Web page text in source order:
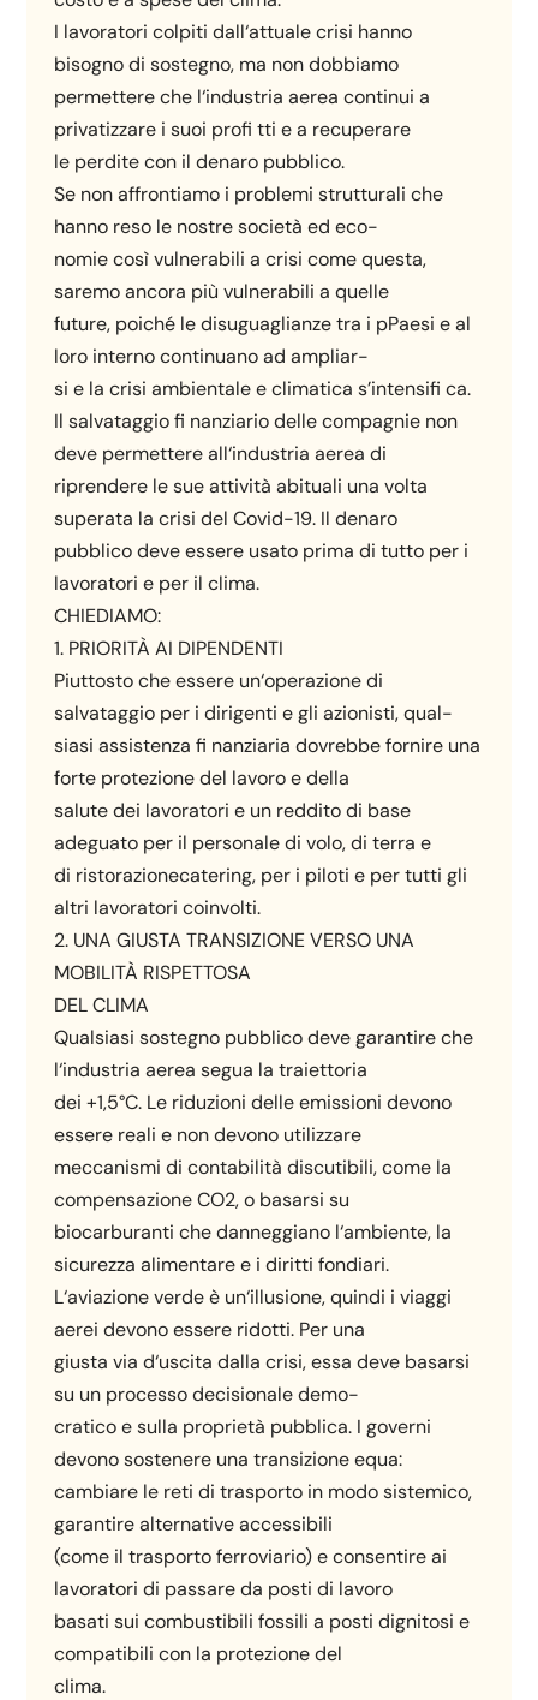
I lavoratori colpiti dall‘attuale crisi hanno
bisogno di sostegno, ma non dobbiamo
permettere che l‘industria aerea continui a
privatizzare i suoi profi tti e a recuperare
le perdite con il denaro pubblico.
Se non affrontiamo i problemi strutturali che
hanno reso le nostre società ed eco-
nomie così vulnerabili a crisi come questa,
saremo ancora più vulnerabili a quelle
future, poiché le disuguaglianze tra i pPaesi e al
loro interno continuano ad ampliar-
si e la crisi ambientale e climatica s’intensifi ca.
Il salvataggio fi nanziario delle compagnie non
deve permettere all‘industria aerea di
riprendere le sue attività abituali una volta
superata la crisi del Covid-19. Il denaro
pubblico deve essere usato prima di tutto per i
lavoratori e per il clima.
CHIEDIAMO:
1. PRIORITÀ AI DIPENDENTI
Piuttosto che essere un‘operazione di
salvataggio per i dirigenti e gli azionisti, qual-
siasi assistenza fi nanziaria dovrebbe fornire una
forte protezione del lavoro e della
salute dei lavoratori e un reddito di base
adeguato per il personale di volo, di terra e
di ristorazionecatering, per i piloti e per tutti gli
altri lavoratori coinvolti.
2. UNA GIUSTA TRANSIZIONE VERSO UNA
MOBILITÀ RISPETTOSA
DEL CLIMA
Qualsiasi sostegno pubblico deve garantire che
l‘industria aerea segua la traiettoria
dei +1,5°C. Le riduzioni delle emissioni devono
essere reali e non devono utilizzare
meccanismi di contabilità discutibili, come la
compensazione CO2, o basarsi su
biocarburanti che danneggiano l‘ambiente, la
sicurezza alimentare e i diritti fondiari.
L‘aviazione verde è un‘illusione, quindi i viaggi
aerei devono essere ridotti. Per una
giusta via d‘uscita dalla crisi, essa deve basarsi
su un processo decisionale demo-
cratico e sulla proprietà pubblica. I governi
devono sostenere una transizione equa:
cambiare le reti di trasporto in modo sistemico,
garantire alternative accessibili
(come il trasporto ferroviario) e consentire ai
lavoratori di passare da posti di lavoro
basati sui combustibili fossili a posti dignitosi e
compatibili con la protezione del
clima.